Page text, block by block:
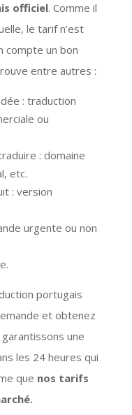
officiel. Comme il
le tarif n’est
compte un bon
entre autres :
: traduction
ou
: domaine
etc.
: version
urgente ou non
portugais
et obtenez
une
les 24 heures qui
que nos tarifs